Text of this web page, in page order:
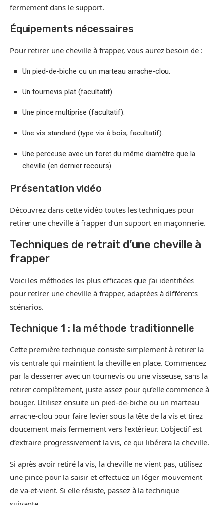
fermement dans le support.
Équipements nécessaires
Pour retirer une cheville à frapper, vous aurez besoin de :
Un pied-de-biche ou un marteau arrache-clou.
Un tournevis plat (facultatif).
Une pince multiprise (facultatif).
Une vis standard (type vis à bois, facultatif).
Une perceuse avec un foret du même diamètre que la
cheville (en dernier recours).
Présentation vidéo
Découvrez dans cette vidéo toutes les techniques pour
retirer une cheville à frapper d’un support en maçonnerie.
Techniques de retrait d’une cheville à
frapper
Voici les méthodes les plus efficaces que j’ai identifiées
pour retirer une cheville à frapper, adaptées à différents
scénarios.
Technique 1 : la méthode traditionnelle
Cette première technique consiste simplement à retirer la
vis centrale qui maintient la cheville en place. Commencez
par la desserrer avec un tournevis ou une visseuse, sans la
retirer complètement, juste assez pour qu’elle commence à
bouger. Utilisez ensuite un pied-de-biche ou un marteau
arrache-clou pour faire levier sous la tête de la vis et tirez
doucement mais fermement vers l’extérieur. L’objectif est
d’extraire progressivement la vis, ce qui libérera la cheville.
Si après avoir retiré la vis, la cheville ne vient pas, utilisez
une pince pour la saisir et effectuez un léger mouvement
de va-et-vient. Si elle résiste, passez à la technique